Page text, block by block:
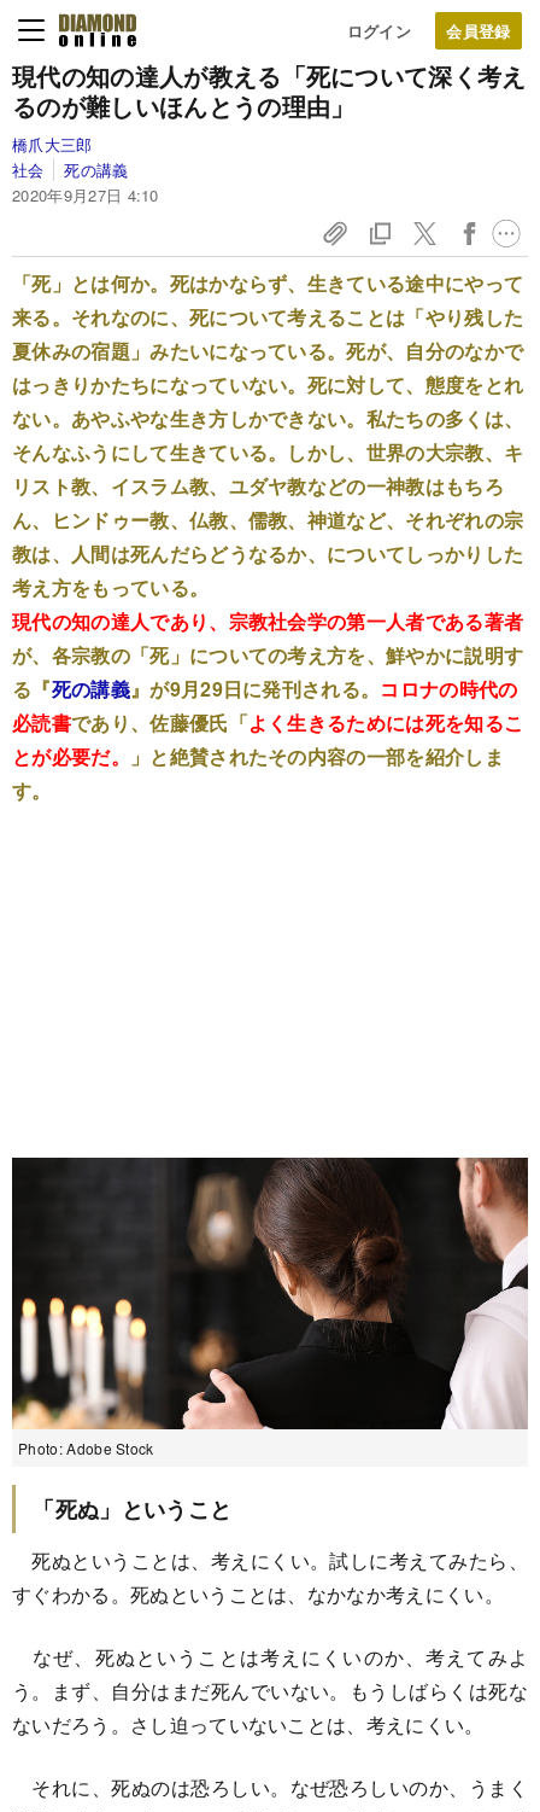
ログイン
現代の知の達人が教える「死について深く考え
るのが難しいほんとうの理由」
橋爪大三郎
社会
死の講義
2020年9月27日 4:10
「死」とは何か。死はかならず、生きている途中にやって
来る。それなのに、死について考えることは「やり残した
夏休みの宿題」みたいになっている。死が、自分のなかで
はっきりかたちになっていない。死に対して、態度をとれ
ない。あやふやな生き方しかできない。私たちの多くは、
そんなふうにして生きている。しかし、世界の大宗教、キ
リスト教、イスラム教、ユダヤ教などの一神教はもちろ
ん、ヒンドゥー教、仏教、儒教、神道など、それぞれの宗
教は、人間は死んだらどうなるか、についてしっかりした
考え方をもっている。
現代の知の達人であり、宗教社会学の第一人者である著者
が、各宗教の「死」についての考え方を、鮮やかに説明す
る『死の講義』が9月29日に発刊される。 コロナの時代の
必読書であり、佐藤優氏「よく生きるためには死を知るこ
とが必要だ。
」と絶賛されたその内容の一部を紹介しま
す。
Photo: Adobe Stock
「死ぬ」ということ
死ぬということは、考えにくい。試しに考えてみたら、
すぐわかる。死ぬということは、なかなか考えにくい。
なぜ、死ぬということは考えにくいのか、考えてみよ
う。まず、自分はまだ死んでいない。もうしばらくは死な
ないだろう。さし迫っていないことは、考えにくい。
それに、死ぬのは恐ろしい。なぜ恐ろしいのか、うまく